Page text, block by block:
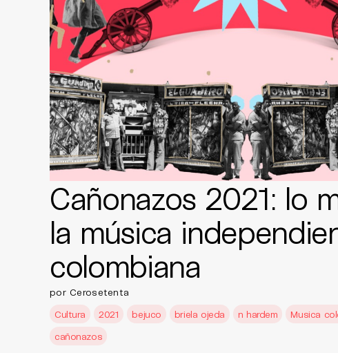
Cañonazos 2021: lo
la música
colombiana
por Cerosetenta
Cultura
2021 bejuco briela ojeda n hardem Musica
cañonazos